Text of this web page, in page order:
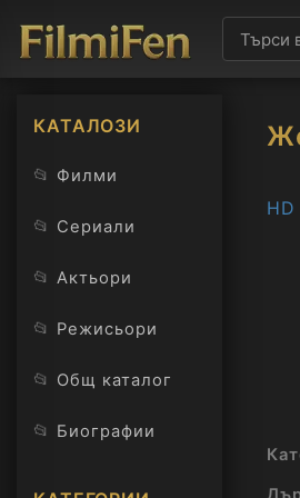
КАТАЛОЗИ
📂 Филми
📂 Сериали
📂 Актьори
📂 Режисьори
📂 Общ каталог
📂 Биографии